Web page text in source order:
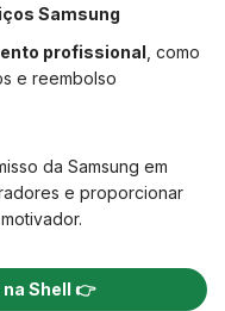
Samsung
profissional , como
e reembolso
da Samsung em
e proporcionar
Shell 👉